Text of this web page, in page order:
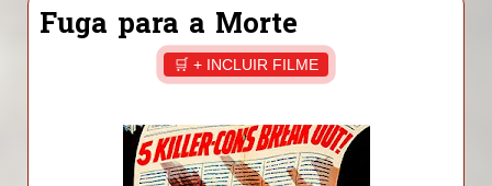
Fuga para a Morte
🛒 + INCLUIR FILME